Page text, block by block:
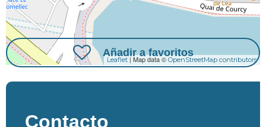
Leaflet| Map data ©OpenStreetMap contributors
Añadir a favoritos
Contacto